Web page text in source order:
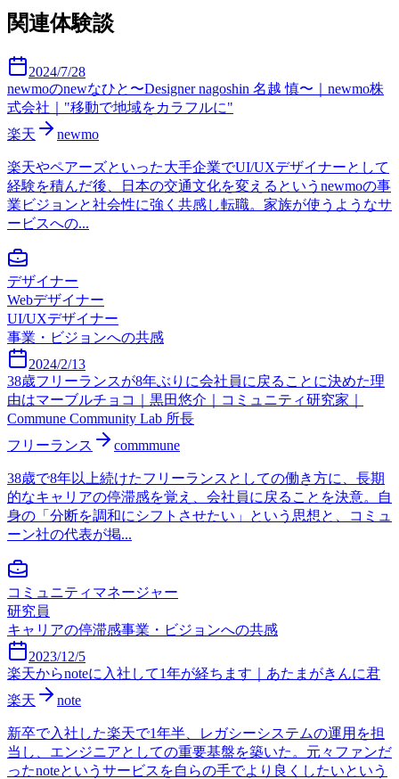
関連体験談
2024/7/28
newmoのnewなひと〜Designer nagoshin 名越 慎〜｜newmo株
式会社｜"移動で地域をカラフルに"
楽天
newmo
楽天やペアーズといった大手企業でUI/UXデザイナーとして
経験を積んだ後、日本の交通文化を変えるというnewmoの事
業ビジョンと社会性に強く共感し転職。家族が使うようなサ
ービスへの...
デザイナー
Webデザイナー
UI/UXデザイナー
事業・ビジョンへの共感
2024/2/13
38歳フリーランスが8年ぶりに会社員に戻ることに決めた理
由はマーブルチョコ｜黒田悠介｜コミュニティ研究家｜
Commune Community Lab 所長
フリーランス
commmune
38歳で8年以上続けたフリーランスとしての働き方に、長期
的なキャリアの停滞感を覚え、会社員に戻ることを決意。自
身の「分断を調和にシフトさせたい」という思想と、コミュ
ーン社の代表が掲...
コミュニティマネージャー
研究員
キャリアの停滞感事業・ビジョンへの共感
2023/12/5
楽天からnoteに入社して1年が経ちます｜あたまがきんに君
楽天
note
新卒で入社した楽天で1年半、レガシーシステムの運用を担
当し、エンジニアとしての重要基盤を築いた。元々ファンだ
ったnoteというサービスを自らの手でより良くしたいという